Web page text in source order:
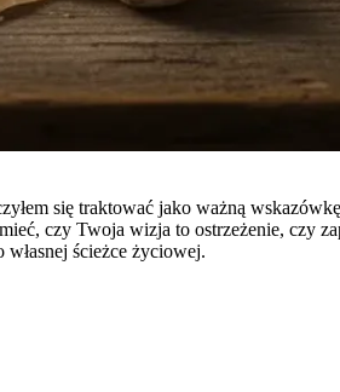
się traktować jako ważną
czy Twoja wizja to ostrzeżenie, czy
ścieżce życiowej.